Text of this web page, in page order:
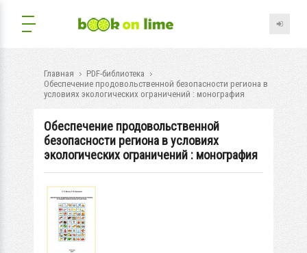
Главная
PDF-библиотека
Обеспечение продовольственной безопасности региона в
условиях экологических ограничений : монография
Обеспечение продовольственной
безопасности региона в условиях
экологических ограничений : монография